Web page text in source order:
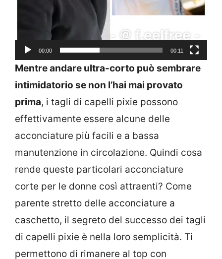
00:00 00:11
Mentre andare ultra-corto può sembrare
intimidatorio se non l’hai mai provato
prima, i tagli di capelli pixie possono
effettivamente essere alcune delle
acconciature più facili e a bassa
manutenzione in circolazione. Quindi cosa
rende queste particolari acconciature
corte per le donne così attraenti? Come
parente stretto delle acconciature a
caschetto, il segreto del successo dei tagli
di capelli pixie è nella loro semplicità. Ti
permettono di rimanere al top con